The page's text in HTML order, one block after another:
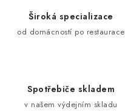
Široká specializace
od domácností po restaurace
Spotřebiče skladem
v našem výdejním skladu